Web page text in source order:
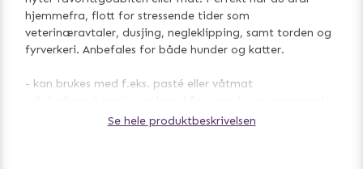
hjemmefra, flott for stressende tider som
veterinæravtaler, dusjing, negleklipping, samt torden og
fyrverkeri. Anbefales for både hunder og katter.
- kan brukes med f.eks. pasté eller våtmat
tekstur og varme sommerdager
Se hele produktbeskrivelsen